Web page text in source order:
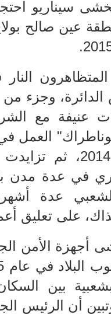
تخشى سيناريو
عين صالح
الدائرة،
عنيفة مع
العمل
في دجنبر 2014،
في عدة مدن
الشعبي عدة
على تعليق
أجهزة الأمن
بين السكان
أن الرئيس